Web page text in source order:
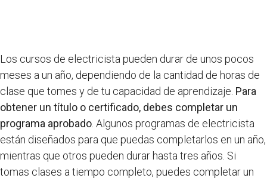
Los cursos de electricista pueden durar de unos pocos
meses a un año, dependiendo de la cantidad de horas de
clase que tomes y de tu capacidad de aprendizaje. Para
obtener un título o certificado, debes completar un
programa aprobado . Algunos programas de electricista
están diseñados para que puedas completarlos en un año,
mientras que otros pueden durar hasta tres años. Si
tomas clases a tiempo completo, puedes completar un